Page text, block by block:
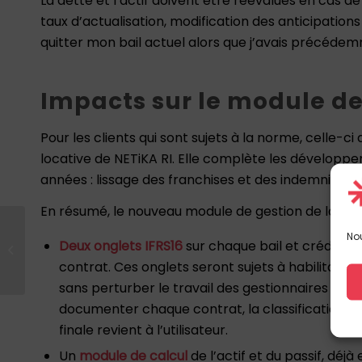
taux d’actualisation, modification des
quitter mon bail actuel alors que j’avais
Impacts sur le module
Pour les clients qui sont sujets à la norme, celle-
locative de NETiKA RI. Elle complète les
années : lissage des franchises et des indemnités,
En résumé, le nouveau module de gestion de la
Deux onglets IFRS16sur chaque bail et crédit-
contrat. Ces onglets seront sujets à
sans perturber le travail des gestionnaires
documenter chaque contrat, la classification
finale revient à l’utilisateur.
Un module de calcul de l’actif et du passif,
solutions mobiles
innovantes